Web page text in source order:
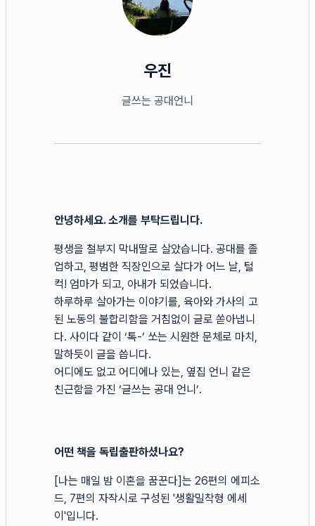
우진
글쓰는 공대언니
안녕하세요. 소개를 부탁드립니다.
평생을 철부지 막내딸로 살았습니다. 공대를 졸
업하고, 평범한 직장인으로 살다가 어느 날, 털
컥! 엄마가 되고, 아내가 되었습니다.
하루하루 살아가는 이야기를, 육아와 가사의 고
된 노동의 불합리함을 거침없이 글로 쏟아냅니
다. 사이다 같이 ‘톡-’ 쏘는 시원한 문체로 마치,
말하듯이 글을 씁니다.
어디에도 없고 어디에나 있는, 옆집 언니 같은
친근함을 가진 ‘글쓰는 공대 언니’.
어떤 책을 독립출판하셨나요?
[나는 매일 밤 이혼을 꿈꾼다]는 26편의 에피소
드, 7편의 자작시로 구성된 '생활밀착형 에세
이'입니다.